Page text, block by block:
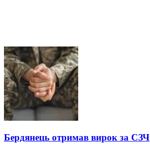
Бердянець отримав вирок за СЗЧ